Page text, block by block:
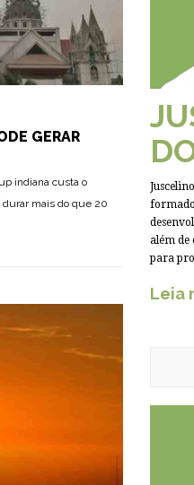
GERAR
indiana custa o
mais do que 20
formado
além de
para
Leia